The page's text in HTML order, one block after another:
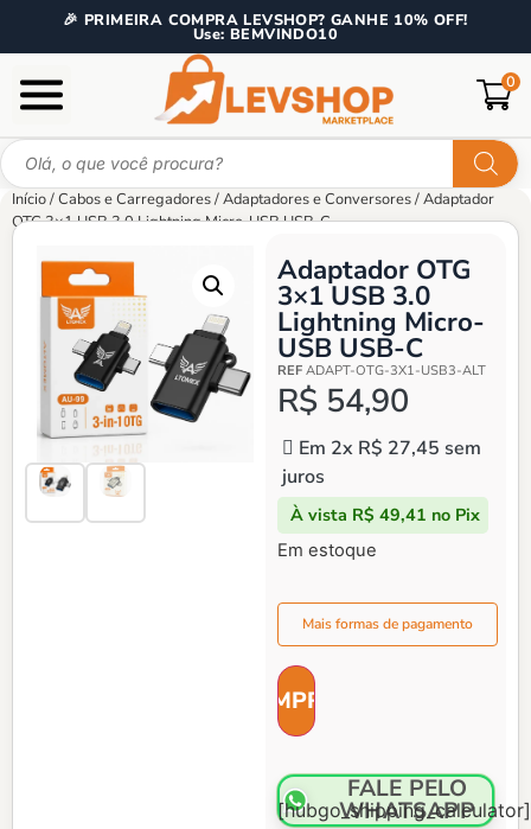
🎉 PRIMEIRA COMPRA LEVSHOP? GANHE 10% OFF!
Use: BEMVINDO10
0
Início/Cabos e Carregadores/Adaptadores e Conversores/ Adaptador
OTG 3×1 USB 3.0 Lightning Micro-USB USB-C
Adaptador OTG
3×1 USB 3.0
Lightning Micro-
USB USB-C
REF ADAPT-OTG-3X1-USB3-ALT
R$ 54,90
Em 2x R$ 27,45 sem
juros
À vista R$ 49,41 no Pix
Em estoque
Mais formas de pagamento
FALE PELO
WHATSAPP
[hubgo_shipping_calculator]